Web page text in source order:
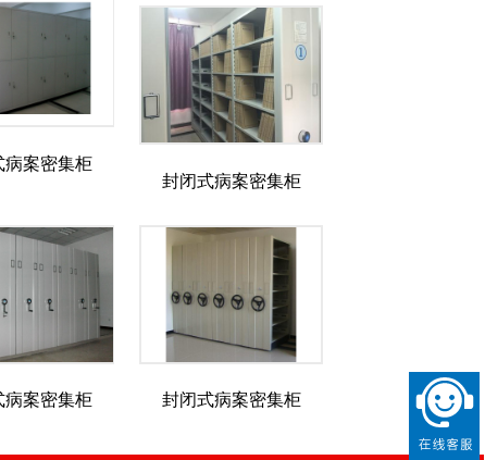
病案密集柜
封闭式病案密集柜
病案密集柜 封闭式病案密集柜